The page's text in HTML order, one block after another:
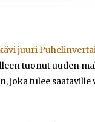
juuri
tuonut uuden
, joka tulee